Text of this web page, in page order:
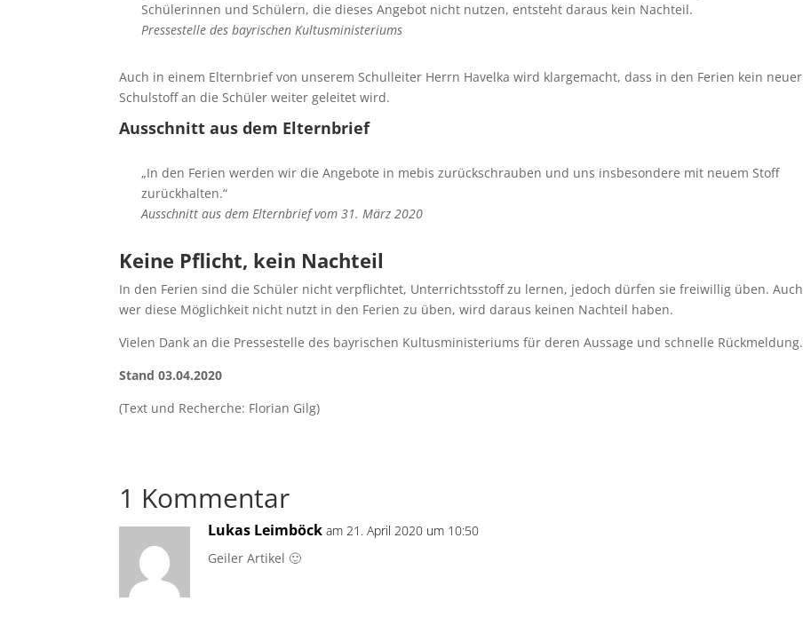
Schülerinnen und Schülern, die dieses Angebot nicht nutzen, entsteht daraus kein Nachteil.
Pressestelle des bayrischen Kultusministeriums
Auch in einem Elternbrief von unserem Schulleiter Herrn Havelka wird klargemacht, dass in den Ferien kein neuer
Schulstoff an die Schüler weiter geleitet wird.
Ausschnitt aus dem Elternbrief
„In den Ferien werden wir die Angebote in mebis zurückschrauben und uns insbesondere mit neuem Stoff
zurückhalten.“
Ausschnitt aus dem Elternbrief vom 31. März 2020
Keine Pflicht, kein Nachteil
In den Ferien sind die Schüler nicht verpflichtet, Unterrichtsstoff zu lernen, jedoch dürfen sie freiwillig üben. Auch
wer diese Möglichkeit nicht nutzt in den Ferien zu üben, wird daraus keinen Nachteil haben.
Vielen Dank an die Pressestelle des bayrischen Kultusministeriums für deren Aussage und schnelle Rückmeldung.
Stand 03.04.2020
(Text und Recherche: Florian Gilg)
1 Kommentar
Lukas Leimböck am 21. April 2020 um 10:50
Geiler Artikel 🙂